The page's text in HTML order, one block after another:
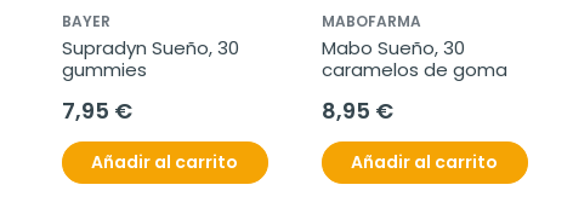
BAYER
Supradyn Sueño, 30
gummies
7,95 €
Añadir al carrito
MABOFARMA
Mabo Sueño, 30
caramelos de goma
8,95 €
Añadir al carrito